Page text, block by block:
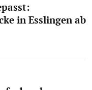
in Esslingen ab